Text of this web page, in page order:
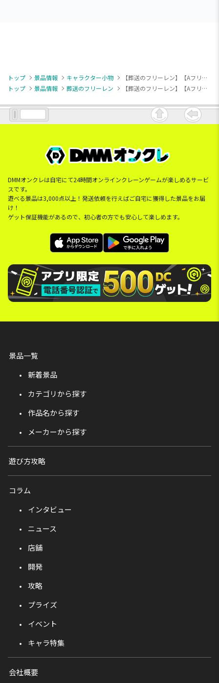
トップ 景品情報 キャラクター小物
【葬送のフリーレン】【Aフリーレン(縦ロール)】葬送のフリーレン ちびぐるみ～フリーレンがいっぱい～
トップ
景品情報 葬送のフリーレン 【葬送のフリーレン】【Aフリーレン(縦ロール)】葬送のフリーレン ちびぐるみ～フリーレンがいっぱい～
DMMオンクレは自宅にて24時間オンラインクレーンゲームが楽しめるサービ
スです。
遊べる景品は3,000点以上！発送依頼を行えばご自宅に獲得した景品をお届
け！
ゲット保証機能があるので、初心者の方でも安心して楽しめます。
景品一覧
新着景品
カテゴリから探す
作品名から探す
メーカーから探す
遊び方攻略
コラム
インタビュー
ニュース
店舗
開発
攻略
プライズ
イベント
キャラ特集
会社概要